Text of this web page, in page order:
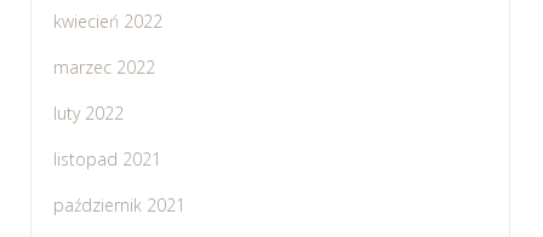
kwiecień 2022
marzec 2022
luty 2022
listopad 2021
październik 2021